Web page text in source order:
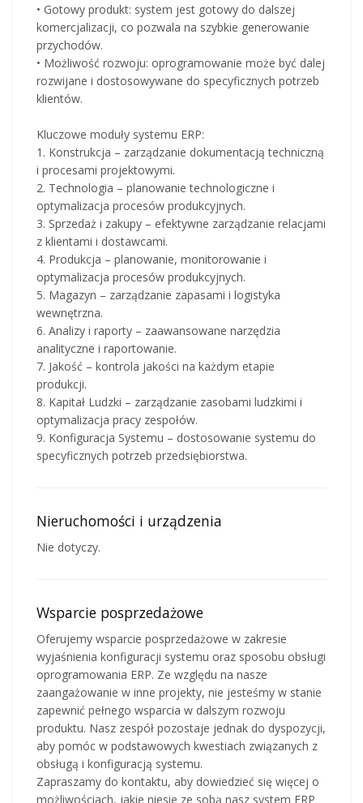
• Gotowy produkt: system jest gotowy do dalszej
komercjalizacji, co pozwala na szybkie generowanie
przychodów.
• Możliwość rozwoju: oprogramowanie może być dalej
rozwijane i dostosowywane do specyficznych potrzeb
klientów.
Kluczowe moduły systemu ERP:
1. Konstrukcja – zarządzanie dokumentacją techniczną
i procesami projektowymi.
2. Technologia – planowanie technologiczne i
optymalizacja procesów produkcyjnych.
3. Sprzedaż i zakupy – efektywne zarządzanie relacjami
z klientami i dostawcami.
4. Produkcja – planowanie, monitorowanie i
optymalizacja procesów produkcyjnych.
5. Magazyn – zarządzanie zapasami i logistyka
wewnętrzna.
6. Analizy i raporty – zaawansowane narzędzia
analityczne i raportowanie.
7. Jakość – kontrola jakości na każdym etapie
produkcji.
8. Kapitał Ludzki – zarządzanie zasobami ludzkimi i
optymalizacja pracy zespołów.
9. Konfiguracja Systemu – dostosowanie systemu do
specyficznych potrzeb przedsiębiorstwa.
Nieruchomości i urządzenia
Nie dotyczy.
Wsparcie posprzedażowe
Oferujemy wsparcie posprzedażowe w zakresie
wyjaśnienia konfiguracji systemu oraz sposobu obsługi
oprogramowania ERP. Ze względu na nasze
zaangażowanie w inne projekty, nie jesteśmy w stanie
zapewnić pełnego wsparcia w dalszym rozwoju
produktu. Nasz zespół pozostaje jednak do dyspozycji,
aby pomóc w podstawowych kwestiach związanych z
obsługą i konfiguracją systemu.
Zapraszamy do kontaktu, aby dowiedzieć się więcej o
możliwościach, jakie niesie ze sobą nasz system ERP